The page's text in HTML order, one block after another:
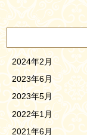
2024年2月
2023年6月
2023年5月
2022年1月
2021年6月